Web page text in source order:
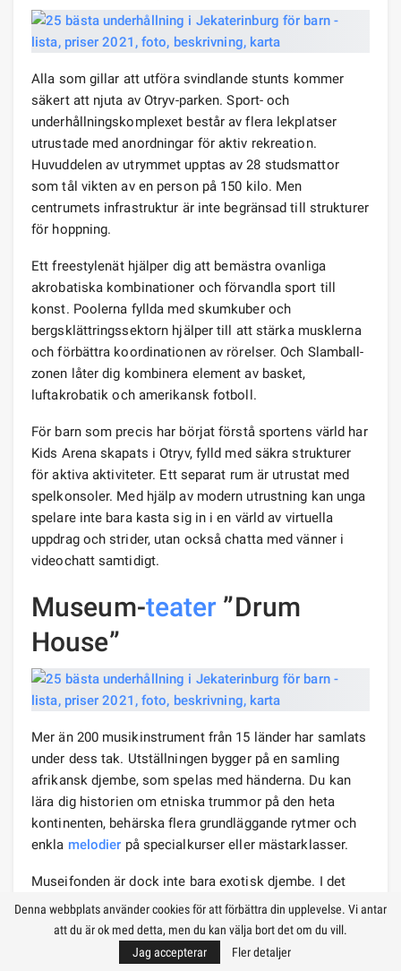
Alla som gillar att utföra svindlande stunts kommer
säkert att njuta av Otryv-parken. Sport- och
underhållningskomplexet består av flera lekplatser
utrustade med anordningar för aktiv rekreation.
Huvuddelen av utrymmet upptas av 28 studsmattor
som tål vikten av en person på 150 kilo. Men
centrumets infrastruktur är inte begränsad till strukturer
för hoppning.
Ett freestylenät hjälper dig att bemästra ovanliga
akrobatiska kombinationer och förvandla sport till
konst. Poolerna fyllda med skumkuber och
bergsklättringssektorn hjälper till att stärka musklerna
och förbättra koordinationen av rörelser. Och Slamball-
zonen låter dig kombinera element av basket,
luftakrobatik och amerikansk fotboll.
För barn som precis har börjat förstå sportens värld har
Kids Arena skapats i Otryv, fylld med säkra strukturer
för aktiva aktiviteter. Ett separat rum är utrustat med
spelkonsoler. Med hjälp av modern utrustning kan unga
spelare inte bara kasta sig in i en värld av virtuella
uppdrag och strider, utan också chatta med vänner i
videochatt samtidigt.
Museum-teater ”Drum
House”
Mer än 200 musikinstrument från 15 länder har samlats
under dess tak. Utställningen bygger på en samling
afrikansk djembe, som spelas med händerna. Du kan
lära dig historien om etniska trummor på den heta
kontinenten, behärska flera grundläggande rytmer och
enkla melodier på specialkurser eller mästarklasser.
Museifonden är dock inte bara exotisk djembe. I det
ryska övre rummet kommer besökarna att få lära sig
att spela populära skallror, skedar och tamburiner. Den
salen representeras av sångskålar från Tibet,
angolansk balafon, kubansk bongo, iransk doira, turkisk
Denna webbplats använder cookies för att förbättra din upplevelse. Vi antar
att du är ok med detta, men du kan välja bort det om du vill.
Jag accepterar
Fler detaljer